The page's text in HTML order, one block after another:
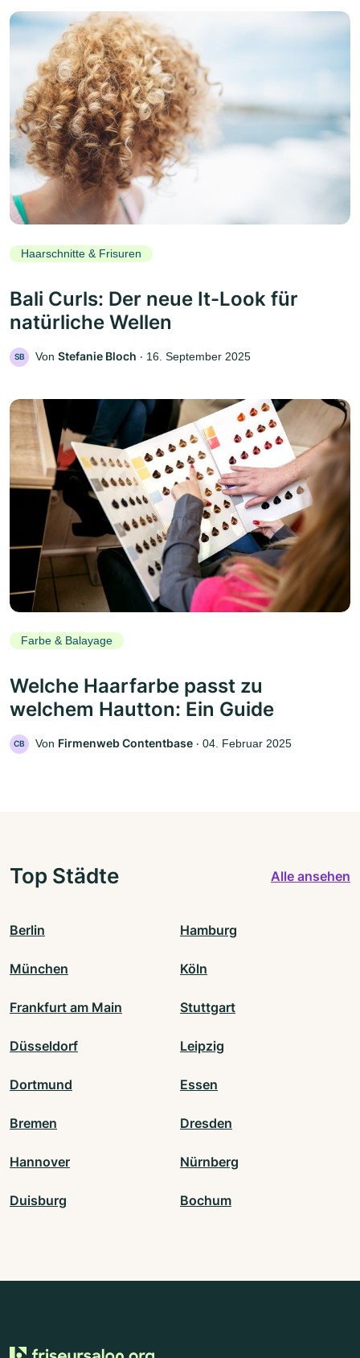
Haarschnitte & Frisuren
Bali Curls: Der neue It-Look für
natürliche Wellen
SB Von Stefanie Bloch ‧ 16. September 2025
Farbe & Balayage
Welche Haarfarbe passt zu
welchem Hautton: Ein Guide
CB Von Firmenweb Contentbase ‧ 04. Februar 2025
Top Städte Alle ansehen
Berlin Hamburg
München Köln
Frankfurt am Main Stuttgart
Düsseldorf Leipzig
Dortmund Essen
Bremen Dresden
Hannover Nürnberg
Duisburg Bochum